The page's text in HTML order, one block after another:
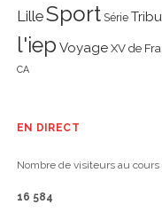
LilleSport Série
l'iep Voyage XV de
CA
EN DIRECT
Nombre de visiteurs au
16 584